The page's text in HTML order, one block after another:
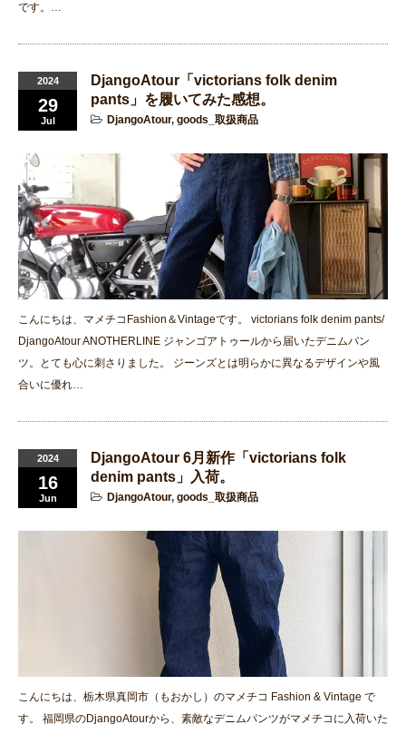
です。…
2024
29
Jul
DjangoAtour「victorians folk denim
pants」を履いてみた感想。
DjangoAtour, goods_取扱商品
こんにちは、マメチコFashion＆Vintageです。 victorians folk denim pants/
DjangoAtour ANOTHERLINE ジャンゴアトゥールから届いたデニムパン
ツ。とても心に刺さりました。 ジーンズとは明らかに異なるデザインや風
合いに優れ…
2024
16
Jun
DjangoAtour 6月新作「victorians folk
denim pants」入荷。
DjangoAtour, goods_取扱商品
こんにちは、栃木県真岡市（もおかし）のマメチコ Fashion & Vintage で
す。 福岡県のDjangoAtourから、素敵なデニムパンツがマメチコに入荷いた